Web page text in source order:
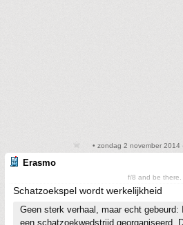
• zondag 2 november 2014
Erasmo
f/8 and be there.
Schatzoekspel wordt werkelijkheid
Geen sterk verhaal, maar echt gebeurd:
een schatzoekwedstrijd georganiseerd.